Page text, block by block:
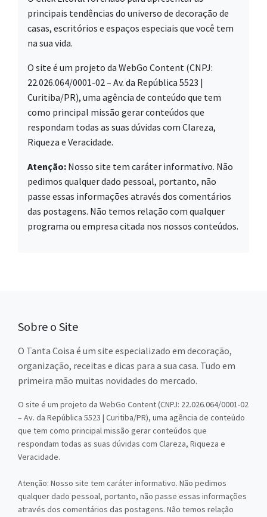
principais tendências do universo de decoração de
casas, escritórios e espaços especiais que você tem
na sua vida.
O site é um projeto da WebGo Content (CNPJ:
22.026.064/0001-02 – Av. da República 5523 |
Curitiba/PR), uma agência de conteúdo que tem
como principal missão gerar conteúdos que
respondam todas as suas dúvidas com Clareza,
Riqueza e Veracidade.
Atenção: Nosso site tem caráter informativo. Não
pedimos qualquer dado pessoal, portanto, não
passe essas informações através dos comentários
das postagens. Não temos relação com qualquer
programa ou empresa citada nos nossos conteúdos.
Sobre o Site
O Tanta Coisa é um site especializado em decoração,
organização, receitas e dicas para a sua casa. Tudo em
primeira mão muitas novidades do mercado.
O site é um projeto da WebGo Content (CNPJ: 22.026.064/0001-02
– Av. da República 5523 | Curitiba/PR), uma agência de conteúdo
que tem como principal missão gerar conteúdos que
respondam todas as suas dúvidas com Clareza, Riqueza e
Veracidade.
Atenção: Nosso site tem caráter informativo. Não pedimos
qualquer dado pessoal, portanto, não passe essas informações
através dos comentários das postagens. Não temos relação